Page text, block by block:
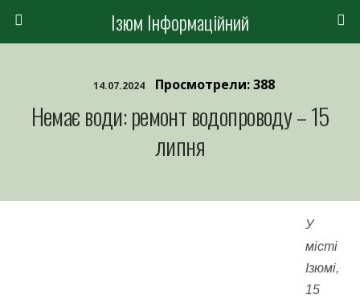
Ізюм Інформаційний
14.07.2024 Просмотрели: 388
Немає води: ремонт водопроводу – 15
липня
У
місті
Ізюмі,
15